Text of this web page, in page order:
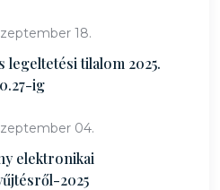
18.
legeltetési tilalom 2025.
ig
04.
elektronikai
2025